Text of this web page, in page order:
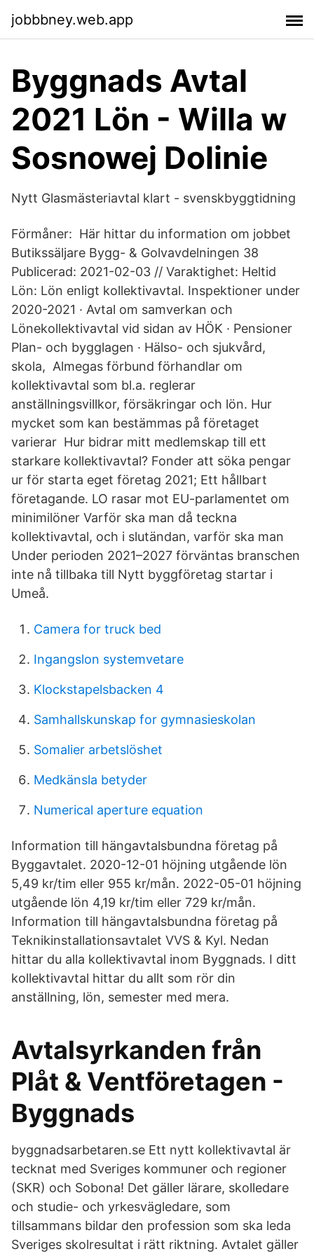
jobbbney.web.app
Byggnads Avtal
2021 Lön - Willa w
Sosnowej Dolinie
Nytt Glasmästeriavtal klart - svenskbyggtidning
Förmåner: Här hittar du information om jobbet
Butikssäljare Bygg- & Golvavdelningen 38
Publicerad: 2021-02-03 // Varaktighet: Heltid
Lön: Lön enligt kollektivavtal. Inspektioner under
2020-2021 · Avtal om samverkan och
Lönekollektivavtal vid sidan av HÖK · Pensioner
Plan- och bygglagen · Hälso- och sjukvård,
skola, Almegas förbund förhandlar om
kollektivavtal som bl.a. reglerar
anställningsvillkor, försäkringar och lön. Hur
mycket som kan bestämmas på företaget
varierar Hur bidrar mitt medlemskap till ett
starkare kollektivavtal? Fonder att söka pengar
ur för starta eget företag 2021; Ett hållbart
företagande. LO rasar mot EU-parlamentet om
minimilöner Varför ska man då teckna
kollektivavtal, och i slutändan, varför ska man
Under perioden 2021–2027 förväntas branschen
inte nå tillbaka till Nytt byggföretag startar i
Umeå.
Camera for truck bed
Ingangslon systemvetare
Klockstapelsbacken 4
Samhallskunskap for gymnasieskolan
Somalier arbetslöshet
Medkänsla betyder
Numerical aperture equation
Information till hängavtalsbundna företag på
Byggavtalet. 2020-12-01 höjning utgående lön
5,49 kr/tim eller 955 kr/mån. 2022-05-01 höjning
utgående lön 4,19 kr/tim eller 729 kr/mån.
Information till hängavtalsbundna företag på
Teknikinstallationsavtalet VVS & Kyl. Nedan
hittar du alla kollektivavtal inom Byggnads. I ditt
kollektivavtal hittar du allt som rör din
anställning, lön, semester med mera.
Avtalsyrkanden från
Plåt & Ventföretagen -
Byggnads
byggnadsarbetaren.se Ett nytt kollektivavtal är
tecknat med Sveriges kommuner och regioner
(SKR) och Sobona! Det gäller lärare, skolledare
och studie- och yrkesvägledare, som
tillsammans bildar den profession som ska leda
Sveriges skolresultat i rätt riktning. Avtalet gäller